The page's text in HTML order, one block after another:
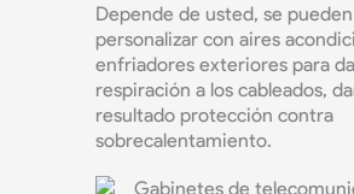
Depende de usted, se pueden
personalizar con aires
enfriadores exteriores para
respiración a los cableados,
resultado protección contra
sobrecalentamiento.